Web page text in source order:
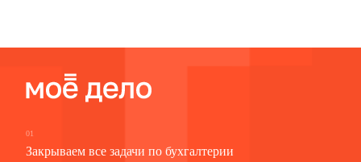
01
Закрываем все задачи по бухгалтерии